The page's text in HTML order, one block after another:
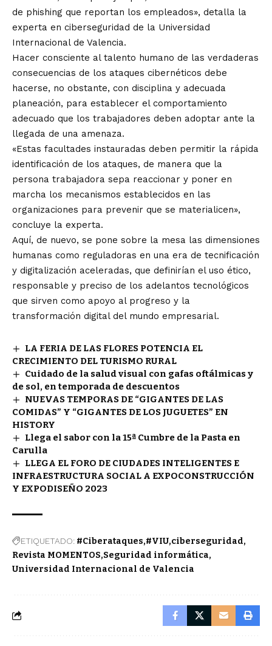
de phishing que reportan los empleados», detalla la
experta en ciberseguridad de la Universidad
Internacional de Valencia.
Hacer consciente al talento humano de las verdaderas
consecuencias de los ataques cibernéticos debe
hacerse, no obstante, con disciplina y adecuada
planeación, para establecer el comportamiento
adecuado que los trabajadores deben adoptar ante la
llegada de una amenaza.
«Estas facultades instauradas deben permitir la rápida
identificación de los ataques, de manera que la
persona trabajadora sepa reaccionar y poner en
marcha los mecanismos establecidos en las
organizaciones para prevenir que se materialicen»,
concluye la experta.
Aquí, de nuevo, se pone sobre la mesa las dimensiones
humanas como reguladoras en una era de tecnificación
y digitalización aceleradas, que definirían el uso ético,
responsable y preciso de los adelantos tecnológicos
que sirven como apoyo al progreso y la
transformación digital del mundo empresarial.
LA FERIA DE LAS FLORES POTENCIA EL
CRECIMIENTO DEL TURISMO RURAL
Cuidado de la salud visual con gafas oftálmicas y
de sol, en temporada de descuentos
NUEVAS TEMPORAS DE “GIGANTES DE LAS
COMIDAS” Y “GIGANTES DE LOS JUGUETES” EN
HISTORY
Llega el sabor con la 15ª Cumbre de la Pasta en
Carulla
LLEGA EL FORO DE CIUDADES INTELIGENTES E
INFRAESTRUCTURA SOCIAL A EXPOCONSTRUCCIÓN
Y EXPODISEÑO 2023
ETIQUETADO: #Ciberataques #VIU ciberseguridad
Revista MOMENTOS Seguridad informática
Universidad Internacional de Valencia